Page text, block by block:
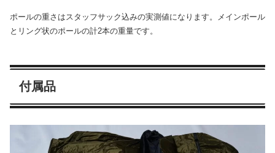
ポールの重さはスタッフサック込みの実測値になります。メインポール
とリング状のポールの計2本の重量です。
付属品